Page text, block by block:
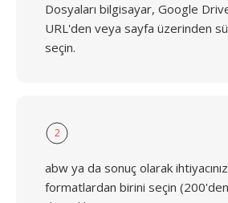
Dosyaları bilgisayar, Google
URL'den veya sayfa üzerinden
seçin.
2
abw ya da sonuç olarak
formatlardan birini seçin